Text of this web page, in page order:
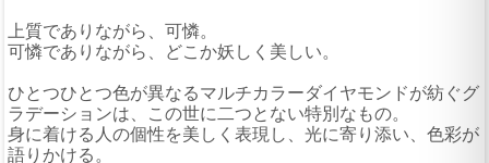
上質でありながら、可憐。
可憐でありながら、どこか妖しく美しい。
ひとつひとつ色が異なるマルチカラーダイヤモンドが紡ぐグ
ラデーションは、この世に二つとない特別なもの。
身に着ける人の個性を美しく表現し、光に寄り添い、色彩が
語りかける。